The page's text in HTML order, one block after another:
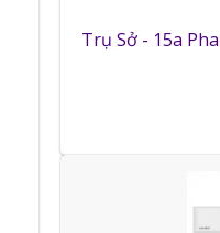
Trụ Sở - 15a